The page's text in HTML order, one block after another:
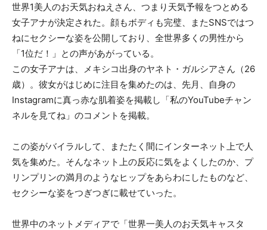
世界1美人のお天気おねえさん、つまり天気予報をつとめる
女子アナが決定された。顔もボディも完璧、またSNSではつ
ねにセクシーな姿を公開しており、全世界多くの男性から
「1位だ！」との声があがっている。
この女子アナは、メキシコ出身のヤネト・ガルシアさん（26
歳）。彼女がはじめに注目を集めたのは、先月、自身の
Instagramに真っ赤な肌着姿を掲載し「私のYouTubeチャン
ネルを見てね」のコメントを掲載。
この姿がバイラルして、またたく間にインターネット上で人
気を集めた。そんなネット上の反応に気をよくしたのか、プ
リンプリンの満月のようなヒップをあらわにしたものなど、
セクシーな姿をつぎつぎに載せていった。
世界中のネットメディアで「世界一美人のお天気キャスタ